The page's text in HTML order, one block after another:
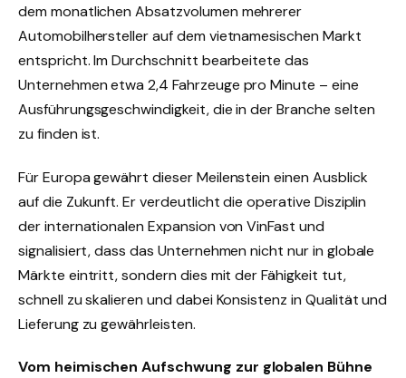
dem monatlichen Absatzvolumen mehrerer
Automobilhersteller auf dem vietnamesischen Markt
entspricht. Im Durchschnitt bearbeitete das
Unternehmen etwa 2,4 Fahrzeuge pro Minute – eine
Ausführungsgeschwindigkeit, die in der Branche selten
zu finden ist.
Für Europa gewährt dieser Meilenstein einen Ausblick
auf die Zukunft. Er verdeutlicht die operative Disziplin
der internationalen Expansion von VinFast und
signalisiert, dass das Unternehmen nicht nur in globale
Märkte eintritt, sondern dies mit der Fähigkeit tut,
schnell zu skalieren und dabei Konsistenz in Qualität und
Lieferung zu gewährleisten.
Vom heimischen Aufschwung zur globalen Bühne